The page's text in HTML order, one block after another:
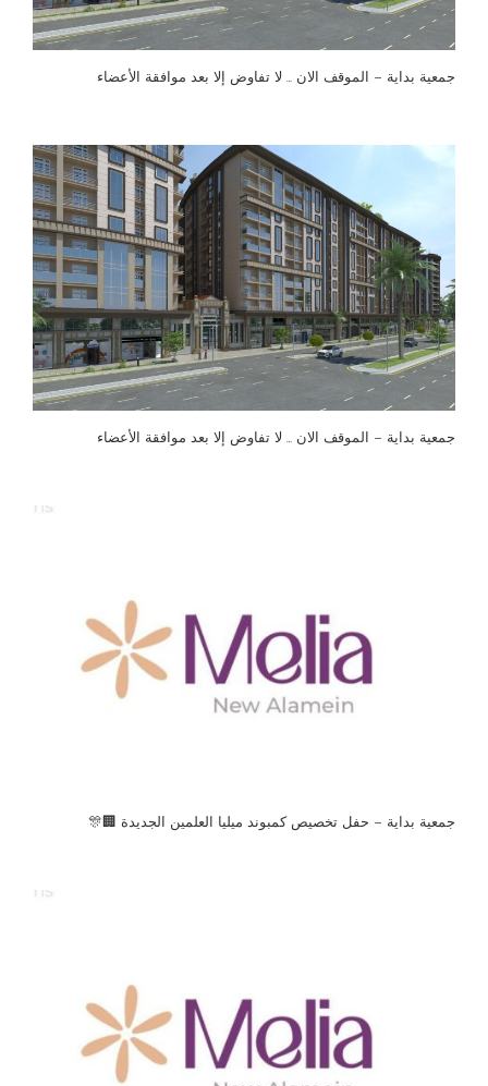
جمعية بداية – الموقف الان … لا تفاوض إلا بعد موافقة الأعضاء
جمعية بداية – الموقف الان … لا تفاوض إلا بعد موافقة الأعضاء
جمعية بداية – حفل تخصيص كمبوند ميليا العلمين الجديدة 🏢🎊